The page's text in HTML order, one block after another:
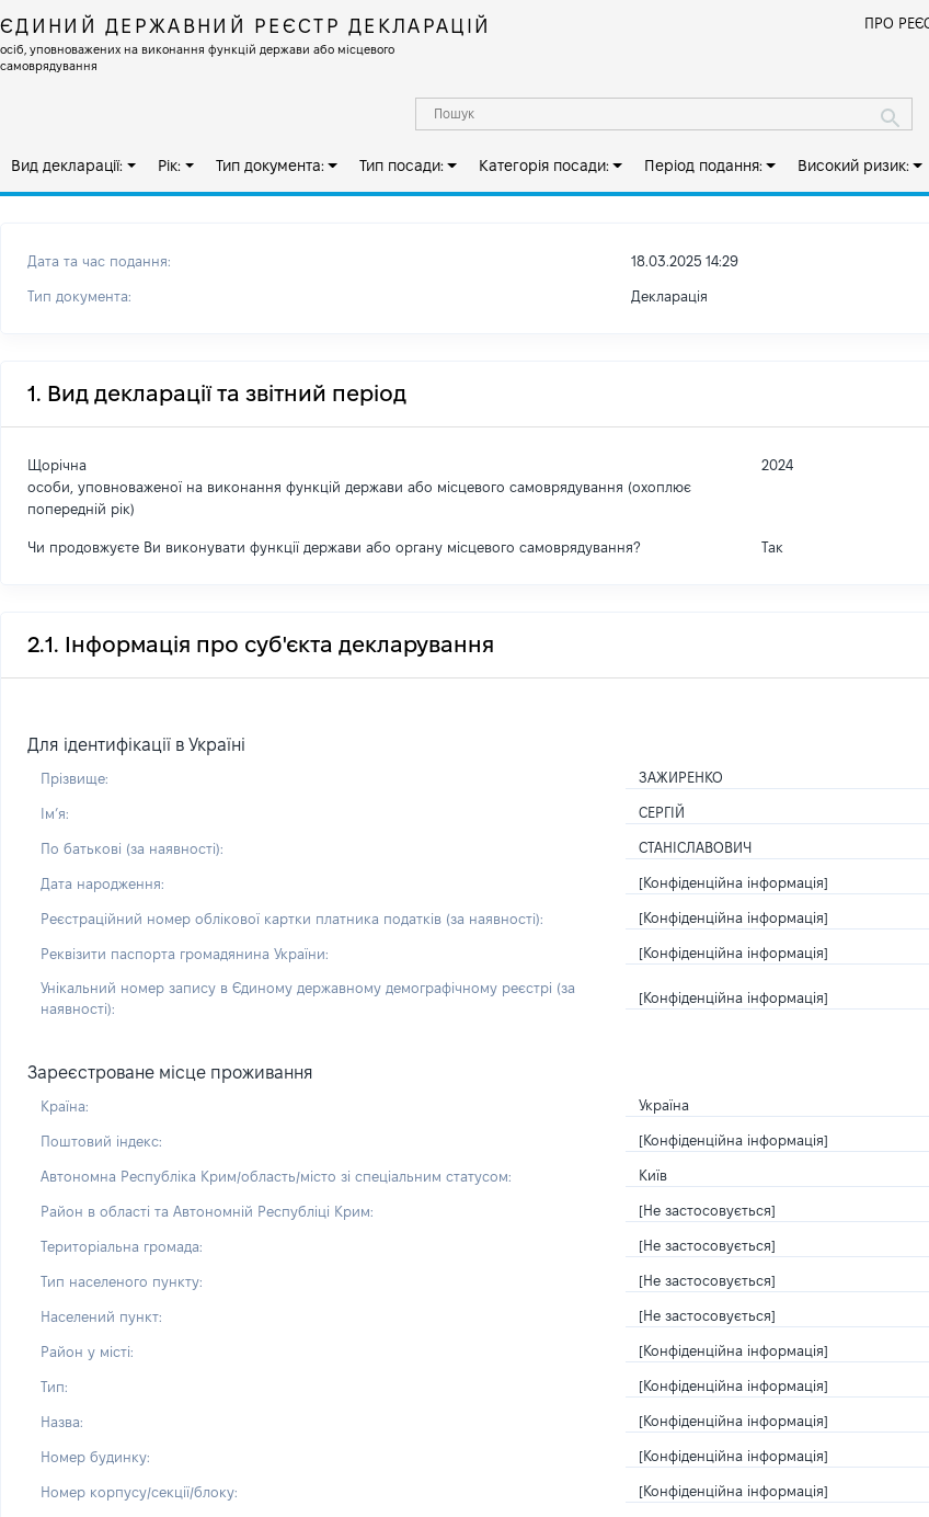
ЄДИНИЙ ДЕРЖАВНИЙ РЕЄСТР ДЕКЛАРАЦІЙ
осіб, уповноважених на виконання функцій держави або місцевого
самоврядування
ПРО
Вид декларації: Рік: Тип документа: Тип посади: Категорія посади: Період подання: Високий ризик:
Дата та час подання: 18.03.2025 14:29
Тип документа: Декларація
1. Вид декларації та звітний період
Щорічна
особи, уповноваженої на виконання функцій держави або місцевого самоврядування (охоплює
попередній рік)
2024
Чи продовжуєте Ви виконувати функції держави або органу місцевого самоврядування? Так
2.1. Інформація про суб'єкта декларування
Для ідентифікації в Україні
Прізвище: ЗАЖИРЕНКО
Імʼя: СЕРГІЙ
По батькові (за наявності): СТАНІСЛАВОВИЧ
Дата народження: [Конфіденційна інформація]
Реєстраційний номер облікової картки платника податків (за наявності): [Конфіденційна інформація]
Реквізити паспорта громадянина України: [Конфіденційна інформація]
Унікальний номер запису в Єдиному державному демографічному реєстрі (за
наявності):
[Конфіденційна інформація]
Зареєстроване місце проживання
Країна: Україна
Поштовий індекс: [Конфіденційна інформація]
Автономна Республіка Крим/область/місто зі спеціальним статусом: Київ
Район в області та Автономній Республіці Крим: [Не застосовується]
Територіальна громада: [Не застосовується]
Тип населеного пункту: [Не застосовується]
Населений пункт: [Не застосовується]
Район у місті: [Конфіденційна інформація]
Тип: [Конфіденційна інформація]
Назва: [Конфіденційна інформація]
Номер будинку: [Конфіденційна інформація]
Номер корпусу/секції/блоку: [Конфіденційна інформація]